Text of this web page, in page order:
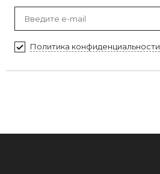
Политика конфиденциальности